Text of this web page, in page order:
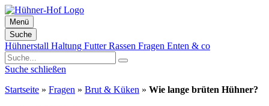
Menü
Suche
Zum
Inhalt
springen
Hühnerstall Haltung FutterRassen Fragen Enten & co
Suche schließen
Startseite » Fragen » Brut & Küken » Wie lange brüten Hühner?